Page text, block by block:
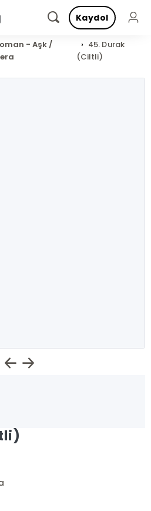
Kaydol
- Aşk /
45. Durak
(Ciltli)